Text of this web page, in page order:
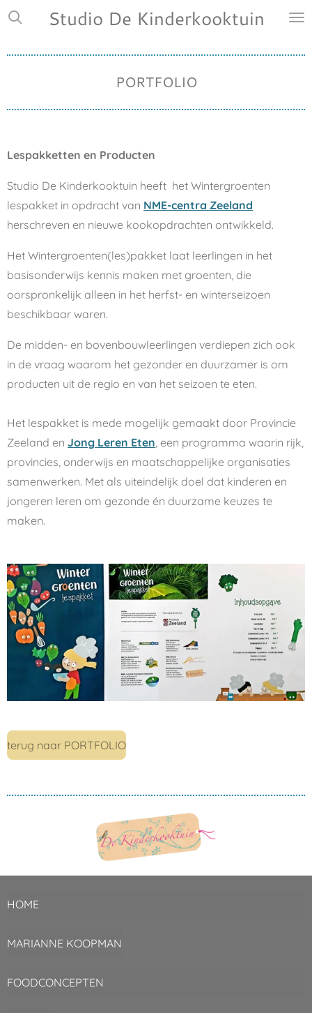
Ga
naar
Studio De Kinderkooktuin
PORTFOLIO
Lespakketten en Producten
Studio De Kinderkooktuin heeft het Wintergroenten
lespakket in opdracht van NME-centra Zeeland
herschreven en nieuwe kookopdrachten ontwikkeld.
Het Wintergroenten(les)pakket laat leerlingen in het
basisonderwijs kennis maken met groenten, die
oorspronkelijk alleen in het herfst- en winterseizoen
beschikbaar waren.
De midden- en bovenbouwleerlingen verdiepen zich ook
in de vraag waarom het gezonder en duurzamer is om
producten uit de regio en van het seizoen te eten.
Het lespakket is mede mogelijk gemaakt door Provincie
Zeeland en Jong Leren Eten, een programma waarin rijk,
provincies, onderwijs en maatschappelijke organisaties
samenwerken. Met als uiteindelijk doel dat kinderen en
jongeren leren om gezonde én duurzame keuzes te
maken.
terug naar PORTFOLIO
HOME
MARIANNE KOOPMAN
FOODCONCEPTEN